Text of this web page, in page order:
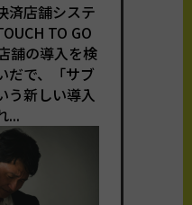
済店舗システ
TO GO
舗の導入を検
だで、「サブ
う新しい導入
...